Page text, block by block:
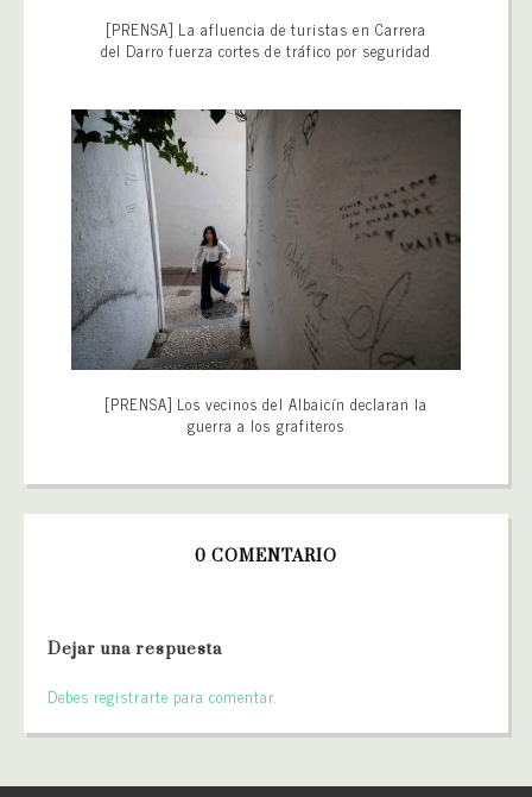
[PRENSA] La afluencia de turistas en Carrera
del Darro fuerza cortes de tráfico por seguridad
[PRENSA] Los vecinos del Albaicín declaran la
guerra a los grafiteros
0 COMENTARIO
Dejar una respuesta
Debes registrarte para comentar.